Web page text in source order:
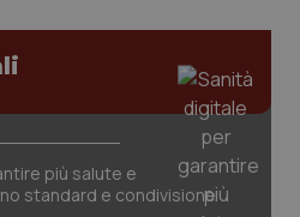
più salute e
standard e condivisione
Google LLC
.quotidianosanita.it
1